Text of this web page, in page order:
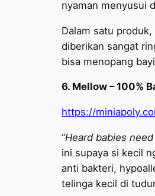
nyaman menyusui
Dalam satu
diberikan sangat
bisa menopang
6. Mellow – 100%
https://
“Heard babies
ini supaya si kecil
anti bakteri,
telinga kecil di